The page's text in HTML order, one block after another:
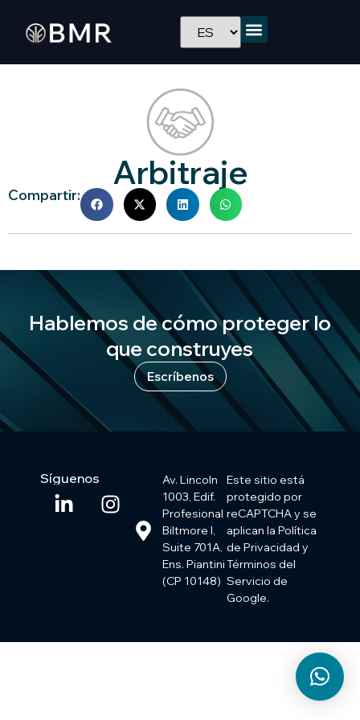
Arbitraje
Compartir:
Hablemos de cómo proteger lo
que construyes
Escríbenos
Síguenos
Av. Lincoln
1003, Edif.
Profesional
Biltmore I,
Suite 701A,
Ens. Piantini
(CP 10148)
Este sitio está
protegido por
reCAPTCHA y se
aplican la Política
de Privacidad y
Términos del
Servicio de
Google.